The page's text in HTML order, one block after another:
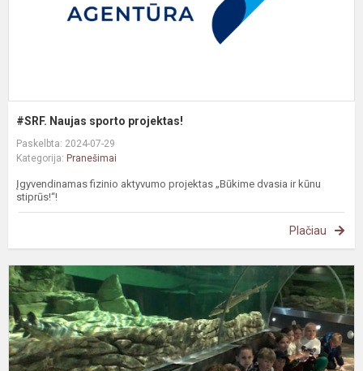
#SRF. Naujas sporto projektas!
Paskelbta: 2024-07-29
Kategorija: Pranešimai
Įgyvendinamas fizinio aktyvumo projektas „Būkime dvasia ir kūnu
stiprūs!“!
Plačiau